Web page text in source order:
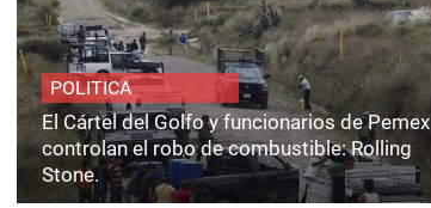
POLITICA
El Cártel del Golfo y funcionarios de Pemex
controlan el robo de combustible: Rolling
Stone.